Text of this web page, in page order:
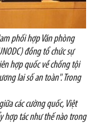
phối hợp Văn phòng
đồng tổ chức sự
hợp quốc về chống tội
lai số an toàn". Trong
các cường quốc, Việt
hợp tác như thế nào trong